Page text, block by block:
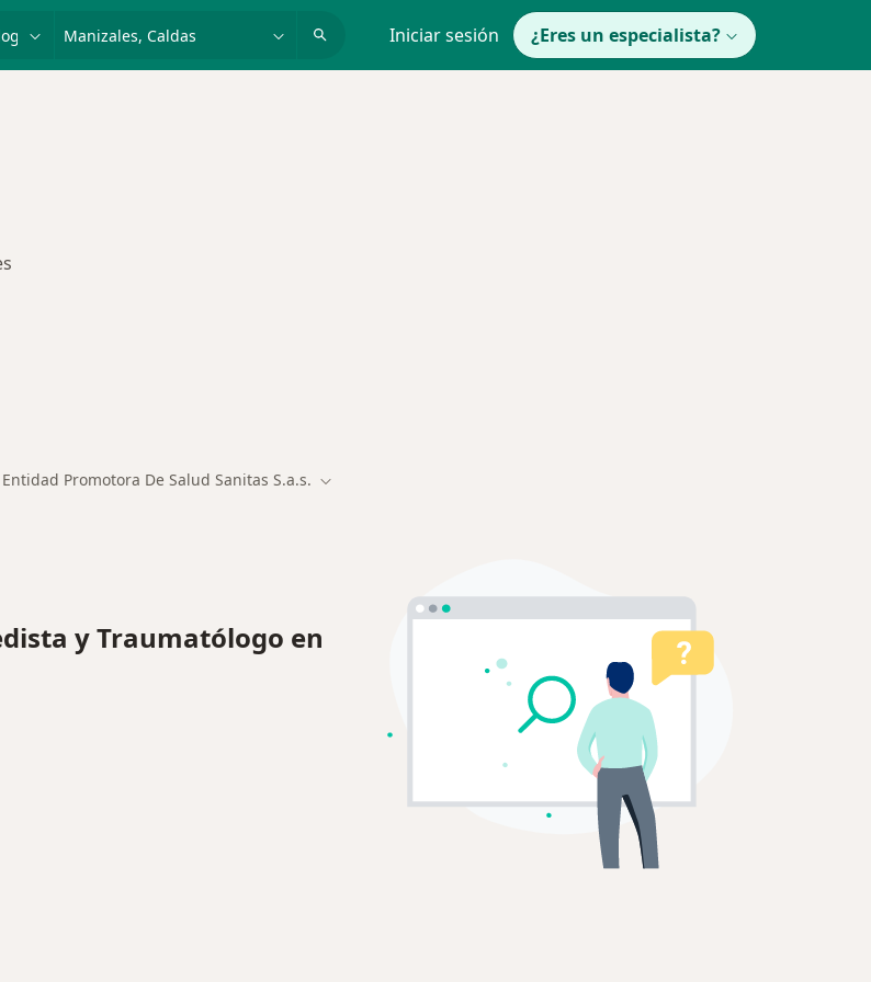
o nombre Iniciar sesión ¿Eres un especialista?
de ciudad
Entidad Promotora De Salud Sanitas S.a.s. Cambiar de ciudad
y Traumatólogo en